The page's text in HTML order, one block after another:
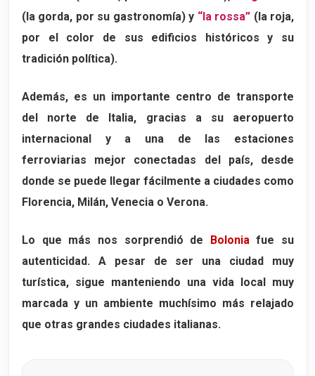
Finestrella de Via Piella
Las tres flechas
La meridiana cubierta más grande del mundo
La cabeza del demonio
Los atributos de Neptuno
Los “bolonios”
(la gorda, por su gastronomía) y “la rossa” (la roja,
por el color de sus edificios históricos y su
tradición política).
Además, es un importante centro de transporte
del norte de Italia, gracias a su aeropuerto
internacional y a una de las estaciones
ferroviarias mejor conectadas del país, desde
donde se puede llegar fácilmente a ciudades como
Florencia, Milán, Venecia o Verona.
Lo que más nos sorprendió de Boloniafue su
autenticidad. A pesar de ser una ciudad muy
turística, sigue manteniendo una vida local muy
marcada y un ambiente muchísimo más relajado
que otras grandes ciudades italianas.